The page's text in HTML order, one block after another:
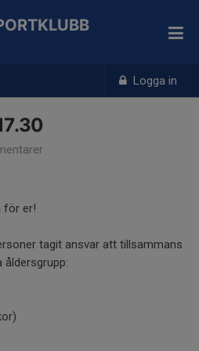
Logga in
för er!
tagit ansvar att tillsammans
åldersgrupp: